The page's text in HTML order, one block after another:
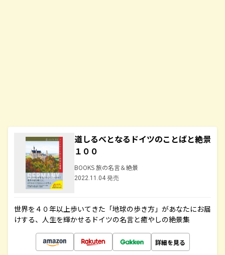
道しるべとなるドイツのことばと絶景
１００
BOOKS 旅の名言＆絶景
2022.11.04 発売
世界を４０年以上歩いてきた「地球の歩き方」があなたにお届
けする、人生を輝かせるドイツの名言と癒やしの絶景集
詳細を見る